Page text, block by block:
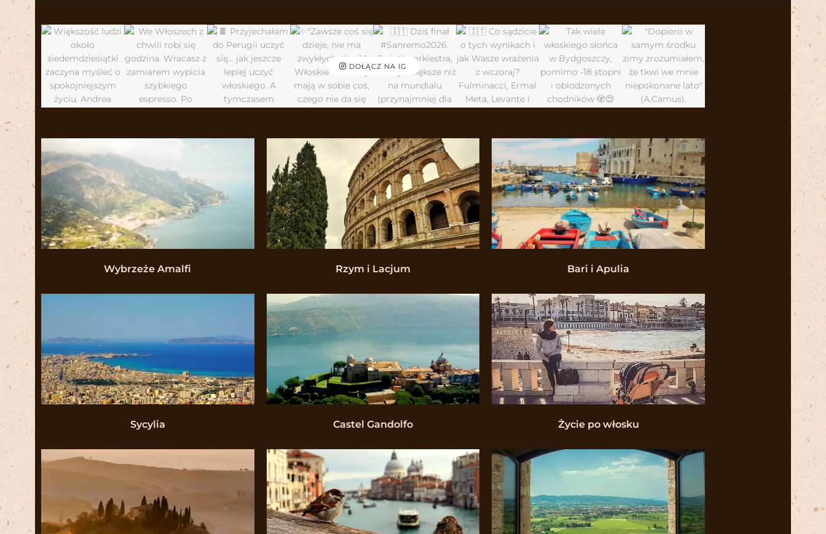
DOŁĄCZ NA IG
Wybrzeże Amalfi
Sycylia
Rzym i Lacjum
Castel Gandolfo
Bari i Apulia
Życie po włosku